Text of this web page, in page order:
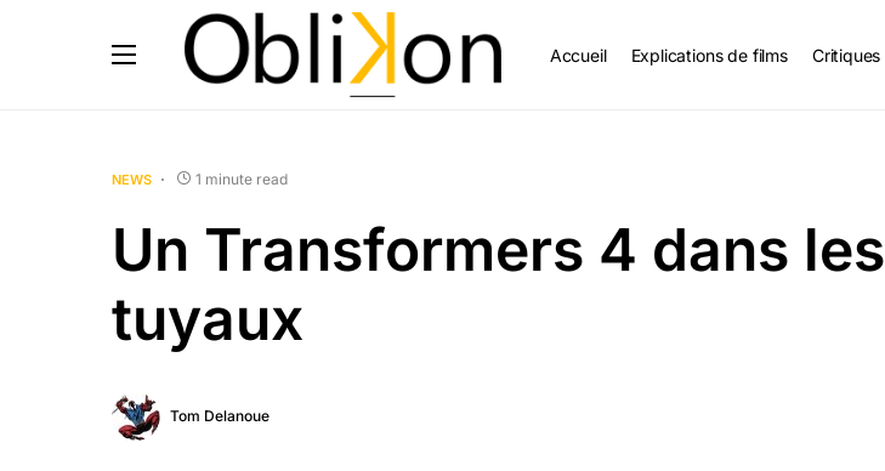
Accueil Explications de films Critiques
NEWS 1 minute read
Un Transformers 4 dans les
tuyaux
Tom Delanoue